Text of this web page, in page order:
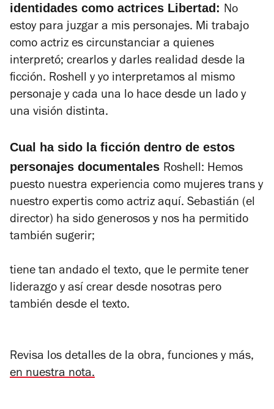
identidades como actrices Libertad: No
estoy para juzgar a mis personajes. Mi trabajo
como actriz es circunstanciar a quienes
interpretó; crearlos y darles realidad desde la
ficción. Roshell y yo interpretamos al mismo
personaje y cada una lo hace desde un lado y
una visión distinta.
Cual ha sido la ficción dentro de estos
personajes documentales Roshell: Hemos
puesto nuestra experiencia como mujeres trans y
nuestro expertis como actriz aquí. Sebastián (el
director) ha sido generosos y nos ha permitido
también sugerir;
tiene tan andado el texto, que le permite tener
liderazgo y así crear desde nosotras pero
también desde el texto.
Revisa los detalles de la obra, funciones y más,
en nuestra nota.